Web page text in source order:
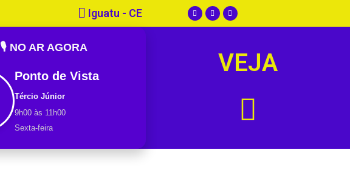
Iguatu - CE
🎙️ NO AR AGORA
Ponto de Vista
Tércio Júnior
9h00 às 11h00
Sexta-feira
VEJA